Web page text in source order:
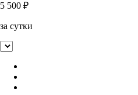
5 500 ₽
за сутки